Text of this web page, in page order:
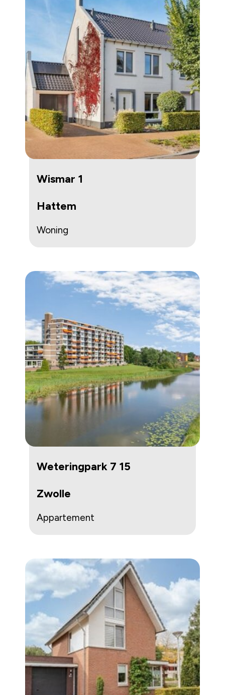
Wismar 1
Hattem
Woning
Weteringpark 7 15
Zwolle
Appartement